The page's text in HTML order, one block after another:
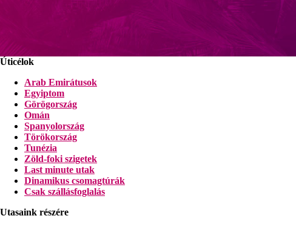
Úticélok
Arab Emirátusok
Egyiptom
Görögország
Omán
Spanyolország
Törökország
Tunézia
Zöld-foki szigetek
Last minute utak
Dinamikus csomagtúrák
Csak szállásfoglalás
Utasaink részére